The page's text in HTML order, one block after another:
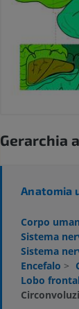
Gerarchia
Anatomia
Corpo
Sistema
Sistema
Encefalo >
Lobo